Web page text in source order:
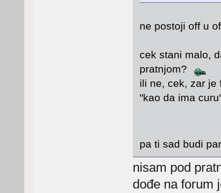
ne postoji off u
cek stani malo,
pratnjom?
ili ne, cek, zar je
"kao da ima
pa ti sad budi
nisam pod
dođe na forum